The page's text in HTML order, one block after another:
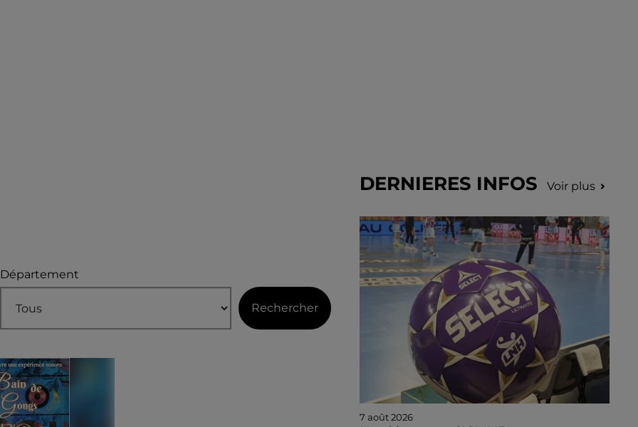
Département
Rechercher
DERNIERES INFOS Voir plus
7 août 2026